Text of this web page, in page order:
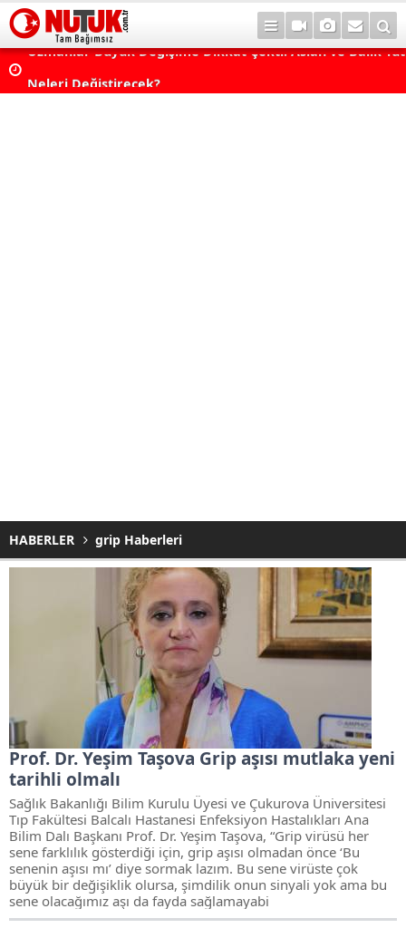
Uzmanlar Büyük Değişime Dikkat Çekti: Aslan ve Balık
Neleri Değiştirecek?
Astrolojide Dönüm Noktası: Venüs Terazi Burcunda! Bazı
HABERLER grip Haberleri
Prof. Dr. Yeşim Taşova Grip aşısı mutlaka yeni
tarihli olmalı
Sağlık Bakanlığı Bilim Kurulu Üyesi ve Çukurova Üniversitesi
Tıp Fakültesi Balcalı Hastanesi Enfeksiyon Hastalıkları Ana
Bilim Dalı Başkanı Prof. Dr. Yeşim Taşova, “Grip virüsü her
sene farklılık gösterdiği için, grip aşısı olmadan önce ‘Bu
senenin aşısı mı’ diye sormak lazım. Bu sene virüste çok
büyük bir değişiklik olursa, şimdilik onun sinyali yok ama bu
sene olacağımız aşı da fayda sağlamayabi